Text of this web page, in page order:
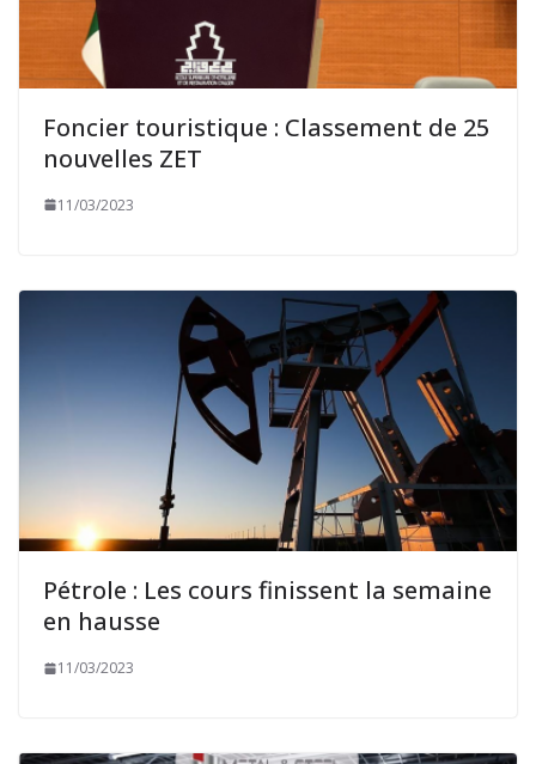
Foncier touristique : Classement de 25
nouvelles ZET
11/03/2023
Pétrole : Les cours finissent la semaine
en hausse
11/03/2023